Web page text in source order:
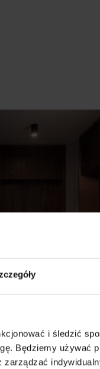
i śledzić
Będziemy używać